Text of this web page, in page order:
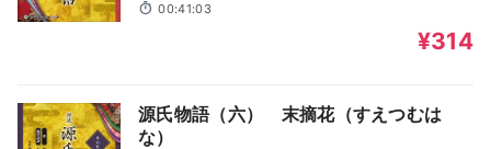
00:41:03
¥314
源氏物語（六） 末摘花（すえつむは
な）